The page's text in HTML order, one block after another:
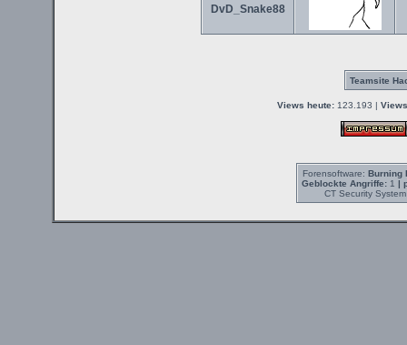
DvD_Snake88
Teamsite
Views heute:123.193 |
Forensoftware: Burning
Geblockte Angriffe:1 |
CT Security